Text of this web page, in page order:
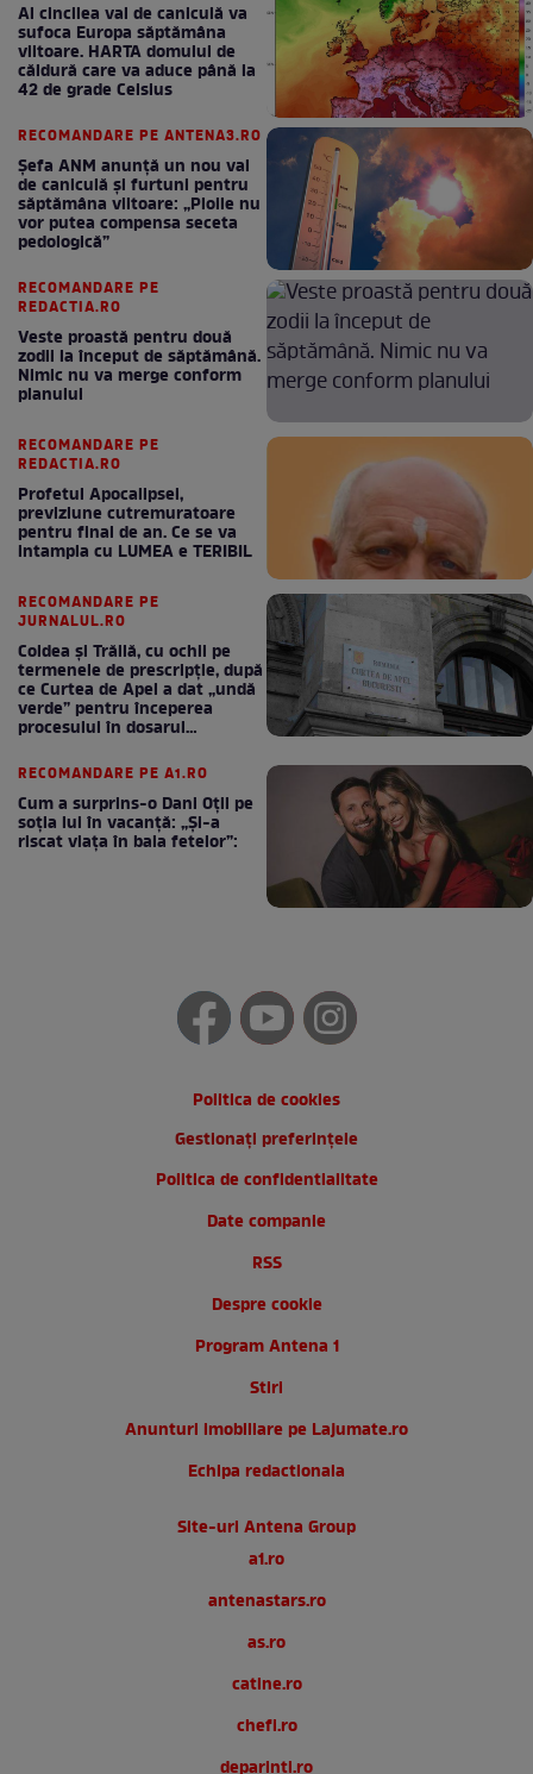
Al cincilea val de caniculă va
sufoca Europa săptămâna
viitoare. HARTA domului de
căldură care va aduce până la
42 de grade Celsius
RECOMANDARE PE ANTENA3.RO
Șefa ANM anunță un nou val
de caniculă și furtuni pentru
săptămâna viitoare: „Ploile nu
vor putea compensa seceta
pedologică”
RECOMANDARE PE
REDACTIA.RO
Veste proastă pentru două
zodii la început de săptămână.
Nimic nu va merge conform
planului
RECOMANDARE PE
REDACTIA.RO
Profetul Apocalipsei,
previziune cutremuratoare
pentru final de an. Ce se va
intampla cu LUMEA e TERIBIL
RECOMANDARE PE
JURNALUL.RO
Coldea și Trăilă, cu ochii pe
termenele de prescripție, după
ce Curtea de Apel a dat „undă
verde” pentru începerea
procesului în dosarul
RECOMANDARE PE A1.RO
Cum a surprins-o Dani Oțil pe
soția lui în vacanță: „Și-a
riscat viața în baia fetelor”:
Politica de cookies
Gestionați preferințele
Politica de confidentialitate
Date companie
RSS
Despre cookie
Program Antena 1
Stiri
Anunturi imobiliare pe Lajumate.ro
Echipa redactionala
Site-uri Antena Group
a1.ro
antenastars.ro
as.ro
catine.ro
chefi.ro